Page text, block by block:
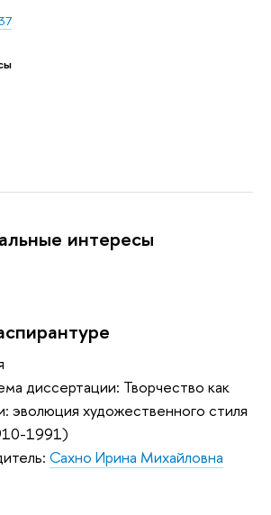
интересы
диссертации: Творчество как
эволюция художественного стиля
1991)
Сахно Ирина Михайловна